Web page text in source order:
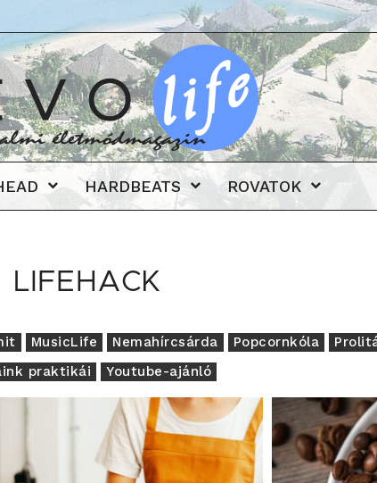
Revolife
HARDBEATS ROVATOK
LIFEHACK
MusicLife Nemahírcsárda Popcornkóla
praktikái
Youtube-ajánló